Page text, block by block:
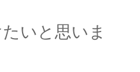
いと思いま